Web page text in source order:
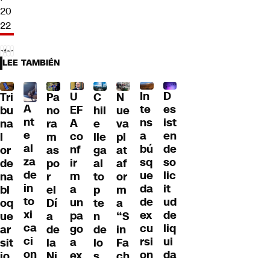
20
22
LEE TAMBIÉN
Tri
bu
na
l
or
de
na
bl
oq
ue
ar
sit
A
nt
e
al
za
de
in
to
xi
ca
ci
on
Pa
no
ra
m
as
po
r
el
Dí
a
de
la
U
EF
A
co
nf
ir
m
a
un
pa
go
a
C
hil
e
lle
ga
al
to
p
te
n
de
lo
N
ue
va
pl
at
af
or
m
a
“S
in
Fa
In
te
ns
a
bú
sq
ue
da
de
ex
cu
rsi
on
D
es
ist
en
de
so
lic
it
ud
de
liq
ui
da